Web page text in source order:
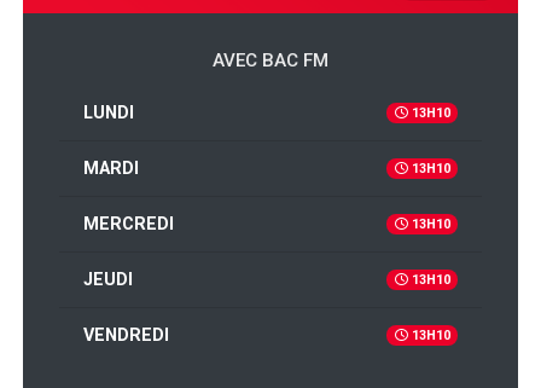
AVEC BAC FM
LUNDI 13H10
MARDI 13H10
MERCREDI 13H10
JEUDI 13H10
VENDREDI 13H10